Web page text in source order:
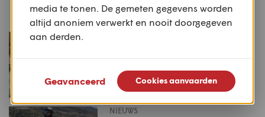
NIEUWS
media te tonen. De gemeten gegevens worden
altijd anoniem verwerkt en nooit doorgegeven
aan derden.
Geavanceerd Cookies aanvaarden